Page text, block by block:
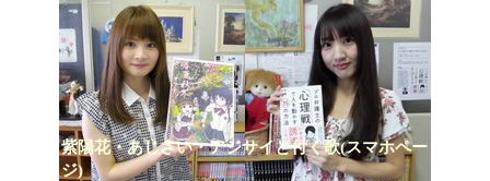
紫陽花・あじさい・アジサイと付く歌(スマホペー
ジ)